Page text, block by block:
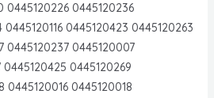
0445120226 0445120236
0445120423 0445120263
0445120237 0445120007
0445120269
0445120016 0445120018